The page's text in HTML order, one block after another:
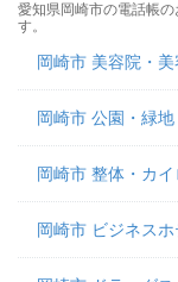
愛知県岡崎市の電話帳
す。
岡崎市 美容院・
岡崎市 公園・緑地
岡崎市 整体・カ
岡崎市 ビジネス